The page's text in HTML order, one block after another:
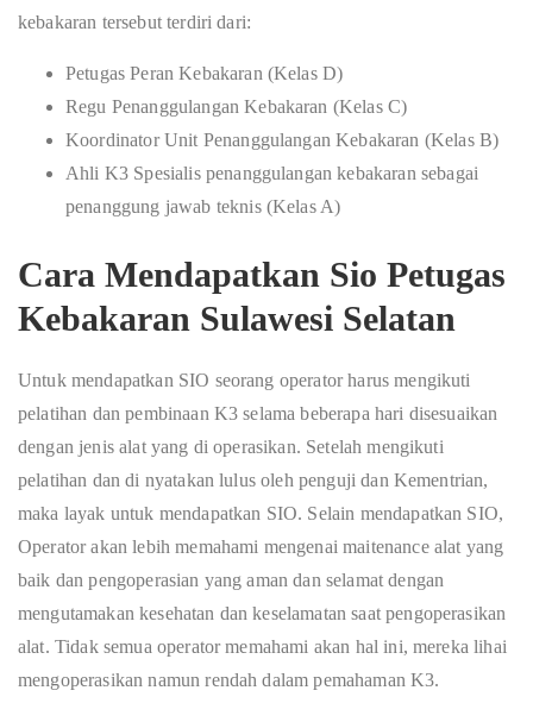
kebakaran tersebut terdiri dari:
Petugas Peran Kebakaran (Kelas D)
Regu Penanggulangan Kebakaran (Kelas C)
Koordinator Unit Penanggulangan Kebakaran (Kelas B)
Ahli K3 Spesialis penanggulangan kebakaran sebagai
penanggung jawab teknis (Kelas A)
Cara Mendapatkan Sio Petugas
Kebakaran Sulawesi Selatan
Untuk mendapatkan SIO seorang operator harus mengikuti
pelatihan dan pembinaan K3 selama beberapa hari disesuaikan
dengan jenis alat yang di operasikan. Setelah mengikuti
pelatihan dan di nyatakan lulus oleh penguji dan Kementrian,
maka layak untuk mendapatkan SIO. Selain mendapatkan SIO,
Operator akan lebih memahami mengenai maitenance alat yang
baik dan pengoperasian yang aman dan selamat dengan
mengutamakan kesehatan dan keselamatan saat pengoperasikan
alat. Tidak semua operator memahami akan hal ini, mereka lihai
mengoperasikan namun rendah dalam pemahaman K3.